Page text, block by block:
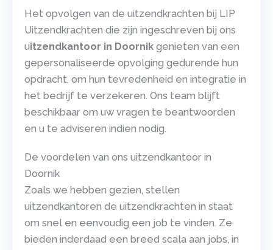
Het opvolgen van de uitzendkrachten bij LIP
Uitzendkrachten die zijn ingeschreven bij ons
uitzendkantoor in Doornik genieten van een
gepersonaliseerde opvolging gedurende hun
opdracht, om hun tevredenheid en integratie in
het bedrijf te verzekeren. Ons team blijft
beschikbaar om uw vragen te beantwoorden
en u te adviseren indien nodig.
De voordelen van ons uitzendkantoor in
Doornik
Zoals we hebben gezien, stellen
uitzendkantoren de uitzendkrachten in staat
om snel en eenvoudig een job te vinden. Ze
bieden inderdaad een breed scala aan jobs, in